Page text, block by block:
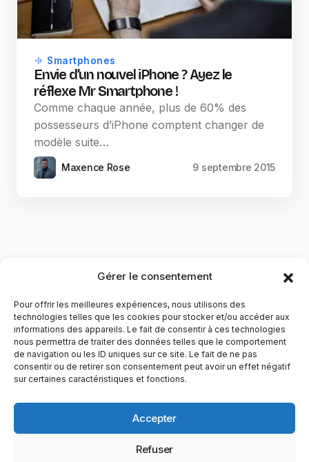
Gérer le consentement
Pour offrir les meilleures expériences, nous utilisons des
technologies telles que les cookies pour stocker et/ou accéder aux
informations des appareils. Le fait de consentir à ces technologies
nous permettra de traiter des données telles que le comportement
de navigation ou les ID uniques sur ce site. Le fait de ne pas
consentir ou de retirer son consentement peut avoir un effet négatif
sur certaines caractéristiques et fonctions.
Accepter
Refuser
Smartphones
Envie d’un nouvel iPhone ? Ayez le
réflexe Mr Smartphone !
Comme chaque année, plus de 60% des
possesseurs d’iPhone comptent changer de
modèle suite…
Maxence Rose 9 septembre 2015
YubiGeek est un média français dédié aux nouvelles
technologies, à la culture geek et au numérique. Fondé par
du web, du gaming et de la science, avec une approche